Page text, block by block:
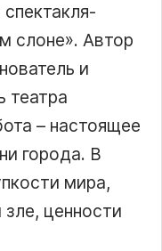
слоне». Автор
и
театра
– настоящее
города. В
мира,
ценности